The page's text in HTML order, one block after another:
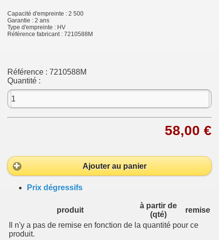
Capacité d'empreinte : 2 500
Garantie : 2 ans
Type d'empreinte : HV
Référence fabricant : 7210588M
Référence : 7210588M
Quantité :
58,00 €
Ajouter au panier
Prix dégressifs
produit
à partir de
(qté)
remise
Il n'y a pas de remise en fonction de la quantité pour ce
produit.